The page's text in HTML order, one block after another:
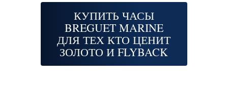
КУПИТЬ ЧАСЫ
BREGUET MARINE
ДЛЯ ТЕХ КТО ЦЕНИТ
ЗОЛОТО И FLYBACK